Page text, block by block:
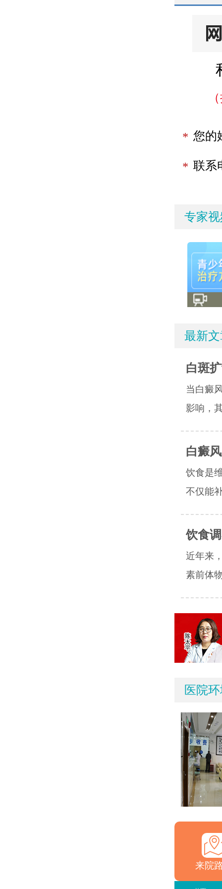
* 您的
* 联系
专家
最新
白斑
当白癜
影响，
白癜
饮食是
不仅能
饮食
近年来
素前体
医院
来院